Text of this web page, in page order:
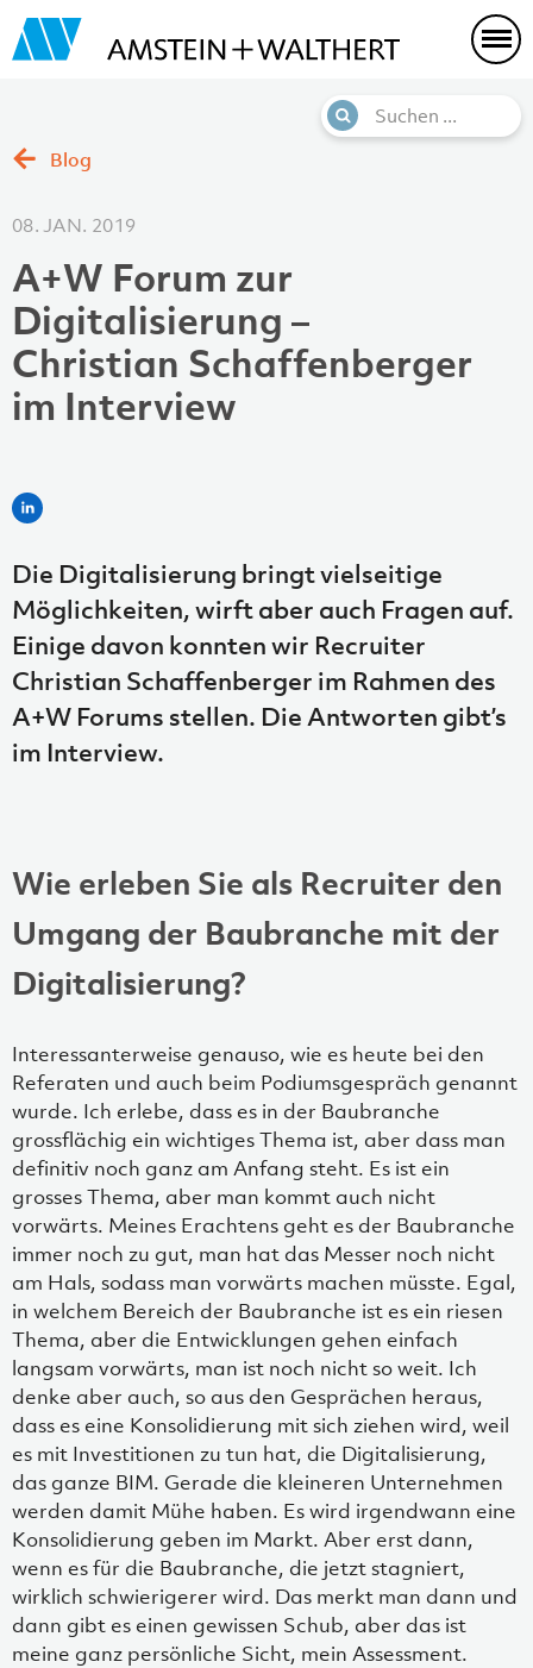
Blog
08. JAN. 2019
A+W Forum zur
Digitalisierung –
Christian Schaffenberger
im Interview
Die Digitalisierung bringt vielseitige
Möglichkeiten, wirft aber auch Fragen auf.
Einige davon konnten wir Recruiter
Christian Schaffenberger im Rahmen des
A+W Forums stellen. Die Antworten gibt’s
im Interview.
Wie erleben Sie als Recruiter den
Umgang der Baubranche mit der
Digitalisierung?
Interessanterweise genauso, wie es heute bei den
Referaten und auch beim Podiumsgespräch genannt
wurde. Ich erlebe, dass es in der Baubranche
grossflächig ein wichtiges Thema ist, aber dass man
definitiv noch ganz am Anfang steht. Es ist ein
grosses Thema, aber man kommt auch nicht
vorwärts. Meines Erachtens geht es der Baubranche
immer noch zu gut, man hat das Messer noch nicht
am Hals, sodass man vorwärts machen müsste. Egal,
in welchem Bereich der Baubranche ist es ein riesen
Thema, aber die Entwicklungen gehen einfach
langsam vorwärts, man ist noch nicht so weit. Ich
denke aber auch, so aus den Gesprächen heraus,
dass es eine Konsolidierung mit sich ziehen wird, weil
es mit Investitionen zu tun hat, die Digitalisierung,
das ganze BIM. Gerade die kleineren Unternehmen
werden damit Mühe haben. Es wird irgendwann eine
Konsolidierung geben im Markt. Aber erst dann,
wenn es für die Baubranche, die jetzt stagniert,
wirklich schwierigerer wird. Das merkt man dann und
dann gibt es einen gewissen Schub, aber das ist
meine ganz persönliche Sicht, mein Assessment.